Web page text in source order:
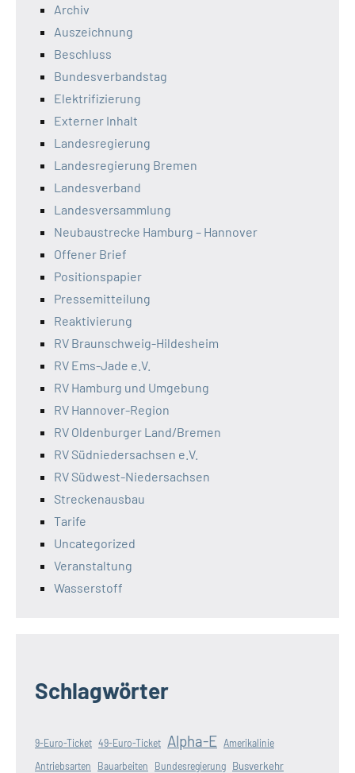
Archiv
Auszeichnung
Beschluss
Bundesverbandstag
Elektrifizierung
Externer Inhalt
Landesregierung
Landesregierung Bremen
Landesverband
Landesversammlung
Neubaustrecke Hamburg – Hannover
Offener Brief
Positionspapier
Pressemitteilung
Reaktivierung
RV Braunschweig-Hildesheim
RV Ems-Jade e.V.
RV Hamburg und Umgebung
RV Hannover-Region
RV Oldenburger Land/Bremen
RV Südniedersachsen e.V.
RV Südwest-Niedersachsen
Streckenausbau
Tarife
Uncategorized
Veranstaltung
Wasserstoff
Schlagwörter
9-Euro-Ticket 49-Euro-Ticket Alpha-E Amerikalinie
Antriebsarten Bauarbeiten Bundesregierung Busverkehr